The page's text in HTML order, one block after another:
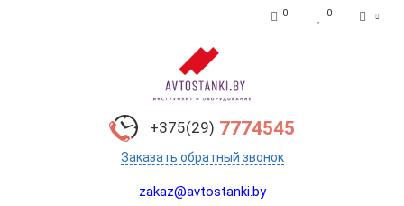
0 0
+375(29) 7774545
Заказать обратный звонок
zakaz@avtostanki.by